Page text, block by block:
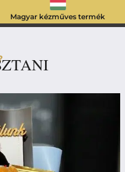
Magyar kézműves termék